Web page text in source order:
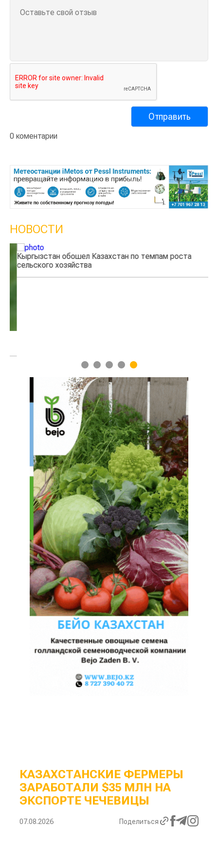
0 коментарии
НОВОСТИ
Кыргызстан обошел Казахстан по темпам роста
сельского хозяйства
1 2 3 4 5
КАЗАХСТАНСКИЕ ФЕРМЕРЫ
ЗАРАБОТАЛИ $35 МЛН НА
ЭКСПОРТЕ ЧЕЧЕВИЦЫ
07.08.2026 Поделиться